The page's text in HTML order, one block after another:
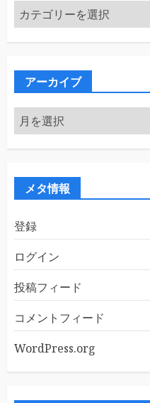
カ
テ
ゴ
アーカイブ
ア
ー
カ
メタ情報
登録
ログイン
投稿フィード
コメントフィード
WordPress.org